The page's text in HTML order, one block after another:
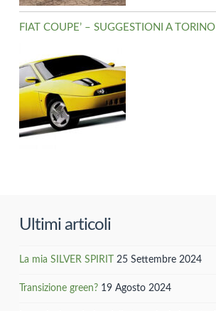
FIAT COUPE’ – SUGGESTIONI A TORINO
Ultimi articoli
La mia SILVER SPIRIT 25 Settembre 2024
Transizione green? 19 Agosto 2024